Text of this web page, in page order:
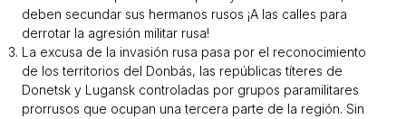
deben secundar sus hermanos rusos ¡A las calles para
derrotar la agresión militar rusa!
La excusa de la invasión rusa pasa por el reconocimiento
de los territorios del Donbás, las repúblicas títeres de
Donetsk y Lugansk controladas por grupos paramilitares
prorrusos que ocupan una tercera parte de la región. Sin